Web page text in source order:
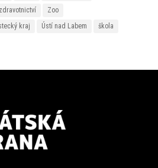
zdravotnictví
Zoo
kraj Ústí nad Labem škola